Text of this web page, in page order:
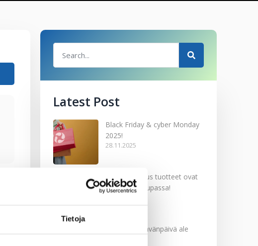
Tietoja
Latest Post
Black Friday & cyber Monday
2025!
28.11.2025
Kevään uutuus tuotteet ovat
nyt verkkokaupassa!
Softcare Ystävänpäivä ale